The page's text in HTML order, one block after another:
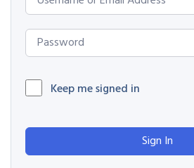
Keep me signed in
Sign In